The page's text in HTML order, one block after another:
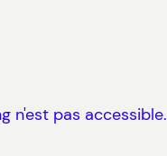
n'est pas accessible.